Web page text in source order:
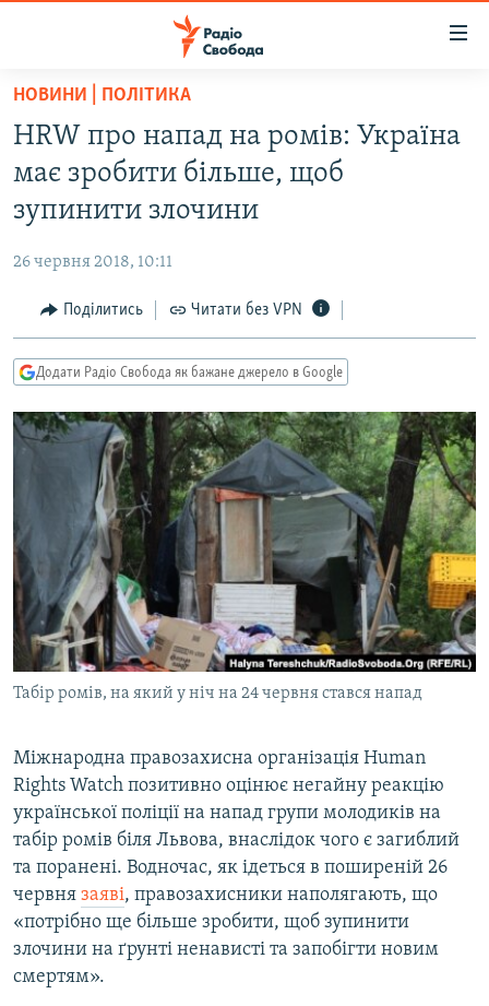
Перейти
основного
матеріалу
до
основної
навігації
Перейти
до
пошуку
ВСЕ ЗА ДОБУ
ЕКОНОМІКА
СУСПІЛЬСТВО
УКРАЇНА
РОСІЙСЬКА «ФІЛЬТРАЦІЯ»
ДОНБАС.РЕАЛІЇ
ТИ ЯК?
СХЕМИ
КИТАЙ.ВИКЛИКИ
МУЛЬТИМЕДІА
ФОТО
СПЕЦПРОЄКТИ
ПОДКАСТИ
КРИМ РЕАЛІЇ
УКР
КТАТ
ДОЛУЧАЙСЯ!
НОВИНИ | ПОЛІТИКА
HRW про напад на ромів: Україна
має зробити більше, щоб
зупинити злочини
26 червня 2018, 10:11
Поділитись Читати без VPN
Додати Радіо Свобода як бажане джерело в Google
Табір ромів, на який у ніч на 24 червня стався напад
Міжнародна правозахисна організація Human
Rights Watch позитивно оцінює негайну реакцію
української поліції на напад групи молодиків на
табір ромів біля Львова, внаслідок чого є загиблий
та поранені. Водночас, як ідеться в поширеній 26
червня заяві, правозахисники наполягають, що
«потрібно ще більше зробити, щоб зупинити
злочини на ґрунті ненависті та запобігти новим
смертям».